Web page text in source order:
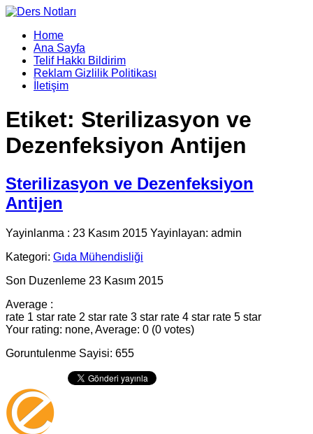
Home
Ana Sayfa
Telif Hakkı Bildirim
Reklam Gizlilik Politikası
İletişim
Etiket: Sterilizasyon ve
Dezenfeksiyon Antijen
Sterilizasyon ve Dezenfeksiyon
Antijen
Yayinlanma : 23 Kasım 2015 Yayinlayan: admin
Kategori: Gıda Mühendisliği
Son Duzenleme 23 Kasım 2015
Average :
rate 1 star rate 2 star rate 3 star rate 4 star rate 5 star
Your rating: none, Average: 0 (0 votes)
Goruntulenme Sayisi: 655